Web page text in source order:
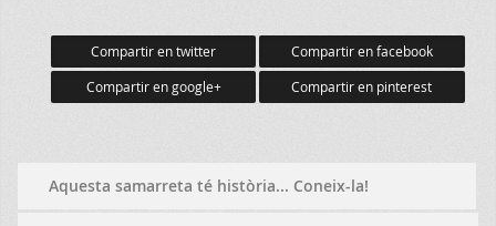
Compartir en twitter
Compartir en facebook
Compartir en google+
Compartir en pinterest
Aquesta samarreta té història... Coneix-la!